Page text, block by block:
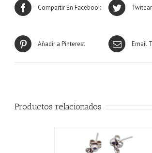
Compartir En Facebook
Añadir a Pinterest Email
Productos relacionados